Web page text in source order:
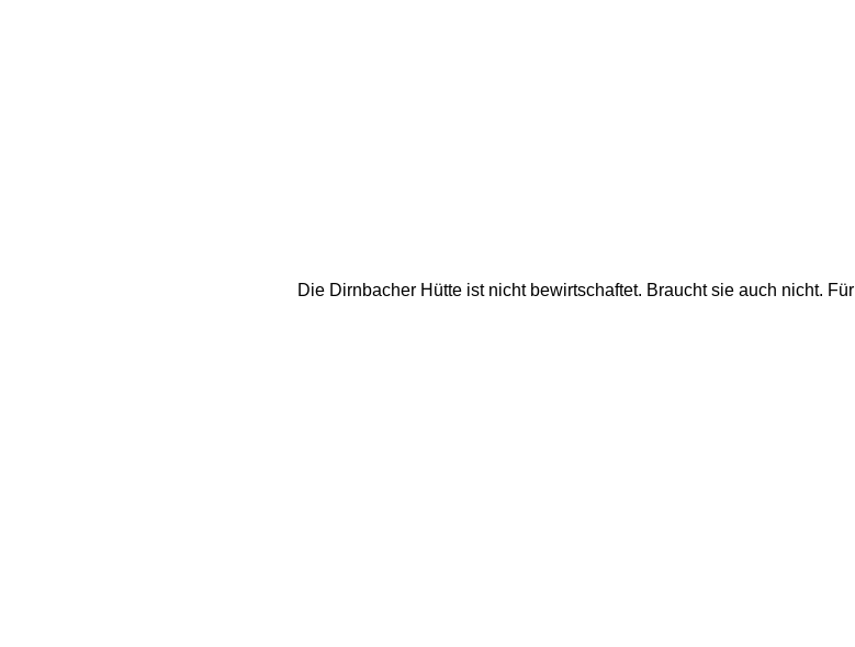
Die Dirnbacher Hütte ist nicht bewirtschaftet. Braucht sie auch nicht.